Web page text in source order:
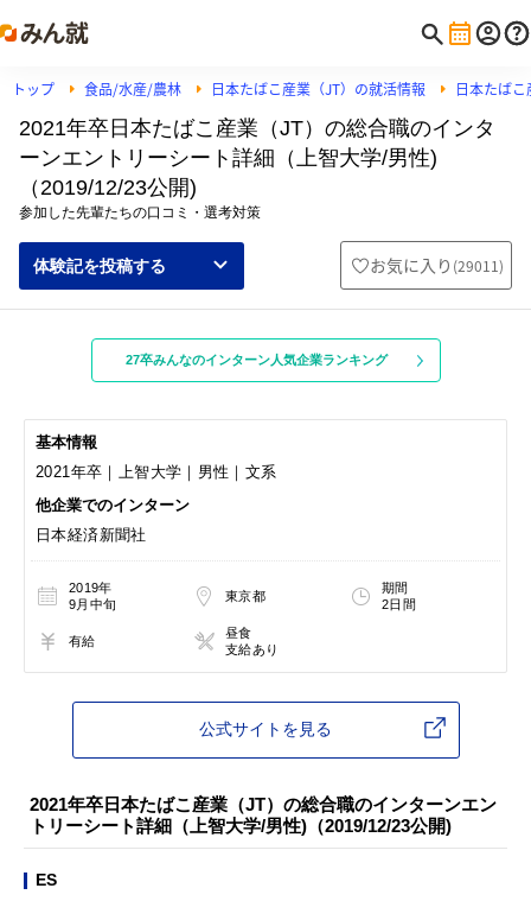
トップ 食品/水産/農林 日本たばこ産業（JT）の就活情報 日本たば
2021年卒日本たばこ産業（JT）の総合職のインタ
ーンエントリーシート詳細（上智大学/男性)
（2019/12/23公開)
参加した先輩たちの口コミ・選考対策
体験記を投稿する お気に入り (29011)
27卒みんなのインターン人気企業ランキング
基本情報
2021年卒｜上智大学｜男性｜文系
他企業でのインターン
日本経済新聞社
2019年
9月中旬
東京都
期間
2日間
有給
昼食
支給あり
公式サイトを見る
2021年卒日本たばこ産業（JT）の総合職のインターンエン
トリーシート詳細（上智大学/男性)（2019/12/23公開)
ES